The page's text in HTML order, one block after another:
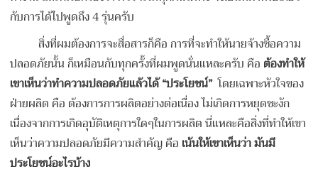
กับการได้ไปพูดถึง 4 รุ่นครับ
สิ่งที่ผมต้องการจะสื่อสารก็คือ การที่จะทำให้นายจ้างซื้อความ
ปลอดภัยนั้น ก็เหมือนกับทุกครั้งที่ผมพูดนั่นแหละครับ คือ ต้องทำให้
เขาเห็นว่าทำความปลอดภัยแล้วได้“ประโยชน์” โดยเฉพาะหัวใจของ
ฝ่ายผลิต คือ ต้องการการผลิตอย่างต่อเนื่อง ไม่เกิดการหยุดชะงัก
เนื่องจากการเกิดอุบัติเหตุการใดๆในการผลิตนี่แหละคือสิ่งที่ทำให้เขา
เห็นว่าความปลอดภัยมีความสำคัญ คือ เน้นให้เขาเห็นว่า มันมี
ประโยชน์อะไรบ้าง